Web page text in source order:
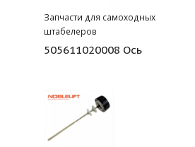
Запчасти для самоходных
штабелеров
505611020008 Ось